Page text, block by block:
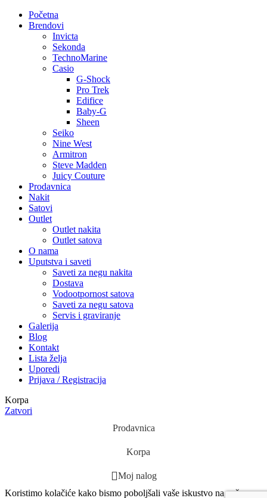
Početna
Brendovi
Invicta
Sekonda
TechnoMarine
Casio
G-Shock
Pro Trek
Edifice
Baby-G
Sheen
Seiko
Nine West
Armitron
Steve Madden
Juicy Couture
Prodavnica
Nakit
Satovi
Outlet
Outlet nakita
Outlet satova
O nama
Uputstva i saveti
Saveti za negu nakita
Dostava
Vodootpornost satova
Saveti za negu satova
Servis i graviranje
Galerija
Blog
Kontakt
Lista želja
Uporedi
Prijava / Registracija
Korpa
Zatvori
Prodavnica
Korpa
Moj nalog
Koristimo kolačiće kako bismo poboljšali vaše iskustvo na našem